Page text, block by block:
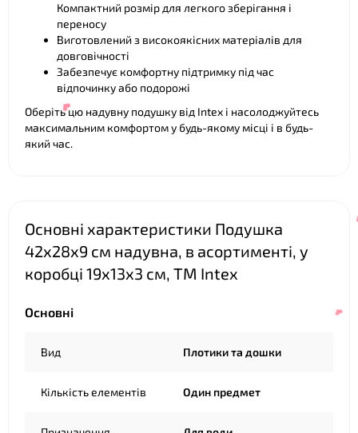
Компактний розмір для легкого зберігання і
переносу
Виготовлений з високоякісних матеріалів для
довговічності
Забезпечує комфортну підтримку під час
відпочинку або подорожі
Оберіть цю надувну подушку від Intex і насолоджуйтесь
максимальним комфортом у будь-якому місці і в будь-
який час.
Основні характеристики Подушка
42х28х9 см надувна, в асортименті, у
коробці 19х13х3 см, ТМ Intex
Основні
Вид Плотики та дошки
Кількість елементів Один предмет
❤